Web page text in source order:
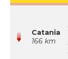
Catania
166 km